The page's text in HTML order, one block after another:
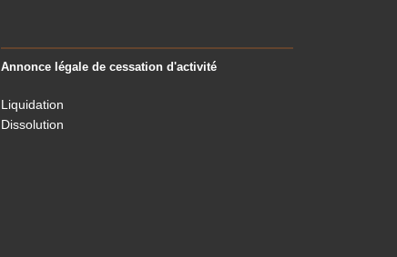
Annonce légale de cessation d'activité
Liquidation
Dissolution